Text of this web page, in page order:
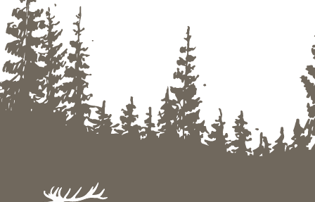
Zápatí